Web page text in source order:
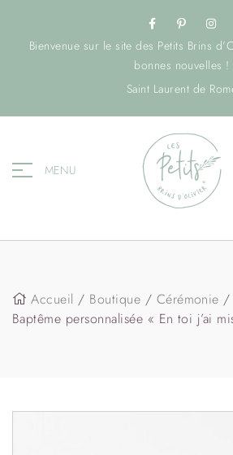
Bienvenue sur le site des Petits Brins
bonnes nouvelles !
Saint Laurent de
MENU
Accueil / Boutique / Cérémonie /
Baptême personnalisée « En toi j’ai